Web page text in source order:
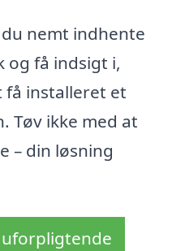
nemt indhente
og få indsigt i,
installeret et
Tøv ikke med at
– din løsning